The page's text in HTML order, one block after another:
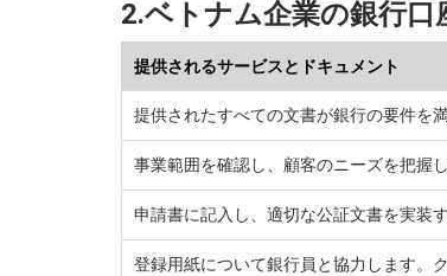
2.ベトナム企業の銀行口
提供されるサービスとドキュメント
提供されたすべての文書が銀行の要件を
事業範囲を確認し、顧客のニーズを把握し
申請書に記入し、適切な公証文書を実装
登録用紙について銀行員と協力します。